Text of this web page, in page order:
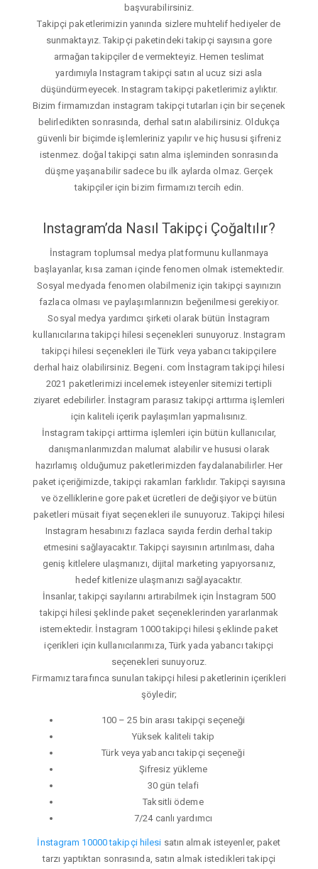
başvurabilirsiniz.
Takipçi paketlerimizin yanında sizlere muhtelif hediyeler de
sunmaktayız. Takipçi paketindeki takipçi sayısına gore
armağan takipçiler de vermekteyiz. Hemen teslimat
yardımıyla Instagram takipçi satın al ucuz sizi asla
düşündürmeyecek. Instagram takipçi paketlerimiz aylıktır.
Bizim firmamızdan instagram takipçi tutarları için bir seçenek
belirledikten sonrasında, derhal satın alabilirsiniz. Oldukça
güvenli bir biçimde işlemleriniz yapılır ve hiç hususi şifreniz
istenmez. doğal takipçi satın alma işleminden sonrasında
düşme yaşanabilir sadece bu ilk aylarda olmaz. Gerçek
takipçiler için bizim firmamızı tercih edin.
Instagram’da Nasıl Takipçi Çoğaltılır?
İnstagram toplumsal medya platformunu kullanmaya
başlayanlar, kısa zaman içinde fenomen olmak istemektedir.
Sosyal medyada fenomen olabilmeniz için takipçi sayınızın
fazlaca olması ve paylaşımlarınızın beğenilmesi gerekiyor.
Sosyal medya yardımcı şirketi olarak bütün İnstagram
kullanıcılarına takipçi hilesi seçenekleri sunuyoruz. Instagram
takipçi hilesi seçenekleri ile Türk veya yabancı takipçilere
derhal haiz olabilirsiniz. Begeni. com İnstagram takipçi hilesi
2021 paketlerimizi incelemek isteyenler sitemizi tertipli
ziyaret edebilirler. İnstagram parasız takipçi arttırma işlemleri
için kaliteli içerik paylaşımları yapmalısınız.
İnstagram takipçi arttirma işlemleri için bütün kullanıcılar,
danışmanlarımızdan malumat alabilir ve hususi olarak
hazırlamış olduğumuz paketlerimizden faydalanabilirler. Her
paket içeriğimizde, takipçi rakamları farklıdır. Takipçi sayısına
ve özelliklerine gore paket ücretleri de değişiyor ve bütün
paketleri müsait fiyat seçenekleri ile sunuyoruz. Takipçi hilesi
Instagram hesabınızı fazlaca sayıda ferdin derhal takip
etmesini sağlayacaktır. Takipçi sayısının artırılması, daha
geniş kitlelere ulaşmanızı, dijital marketing yapıyorsanız,
hedef kitlenize ulaşmanızı sağlayacaktır.
İnsanlar, takipçi sayılarını artırabilmek için İnstagram 500
takipçi hilesi şeklinde paket seçeneklerinden yararlanmak
istemektedir. İnstagram 1000 takipçi hilesi şeklinde paket
içerikleri için kullanıcılarımıza, Türk yada yabancı takipçi
seçenekleri sunuyoruz.
Firmamız tarafınca sunulan takipçi hilesi paketlerinin içerikleri
şöyledir;
100 – 25 bin arası takipçi seçeneği
Yüksek kaliteli takip
Türk veya yabancı takipçi seçeneği
Şifresiz yükleme
30 gün telafi
Taksitli ödeme
7/24 canlı yardımcı
İnstagram 10000 takipçi hilesi satın almak isteyenler, paket
tarzı yaptıktan sonrasında, satın almak istedikleri takipçi